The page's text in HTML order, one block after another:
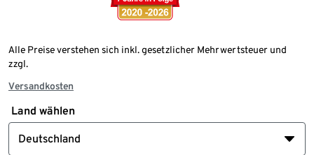
Alle Preise verstehen sich inkl. gesetzlicher Mehrwertsteuer und
zzgl.
Versandkosten
Land wählen
Deutschland